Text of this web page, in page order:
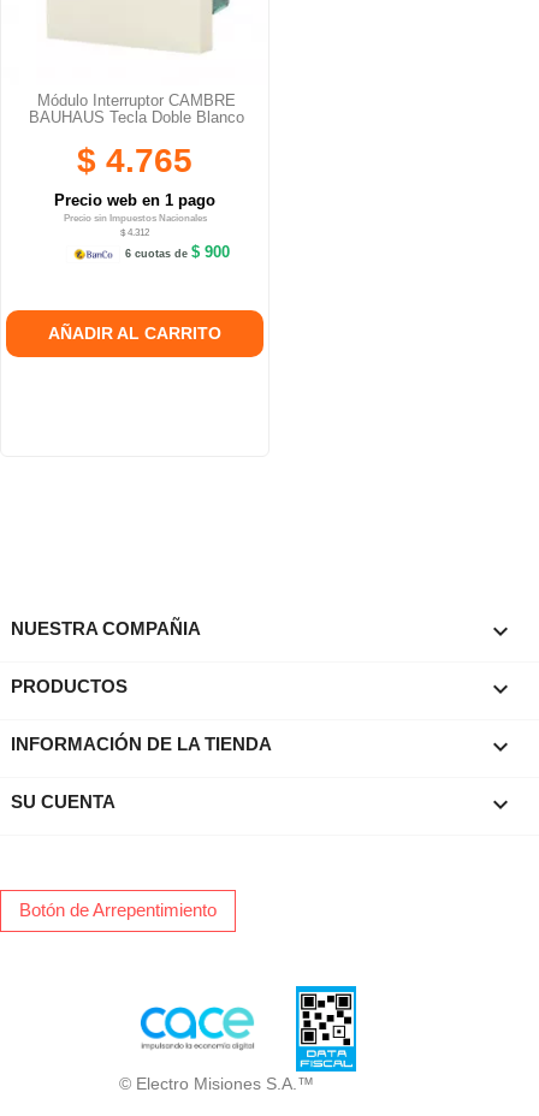
Módulo Interruptor CAMBRE
BAUHAUS Tecla Doble Blanco
$ 4.765
Precio web en 1 pago
Precio sin Impuestos Nacionales
$ 4.312
6 cuotas de$ 900
AÑADIR AL CARRITO
NUESTRA COMPAÑIA 
PRODUCTOS 
INFORMACIÓN DE LA TIENDA keyboard_arrow_down
SU CUENTA 
Botón de Arrepentimiento
© Electro Misiones S.A.™